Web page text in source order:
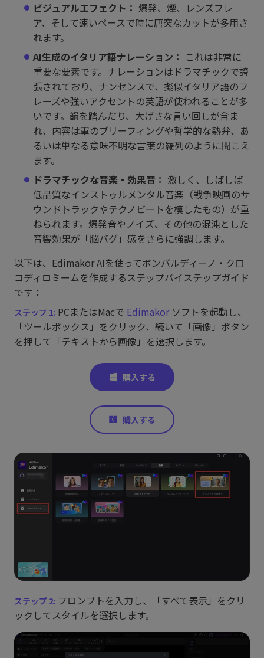
ビジュアルエフェクト： 爆発、煙、レンズフレ
ア、そして速いペースで時に唐突なカットが多用さ
れます。
AI生成のイタリア語ナレーション： これは非常に
重要な要素です。ナレーションはドラマチックで誇
張されており、ナンセンスで、擬似イタリア語のフ
レーズや強いアクセントの英語が使われることが多
いです。韻を踏んだり、大げさな言い回しが含ま
れ、内容は軍のブリーフィングや哲学的な熱弁、あ
るいは単なる意味不明な言葉の羅列のように聞こえ
ます。
ドラマチックな音楽・効果音： 激しく、しばしば
低品質なインストゥルメンタル音楽（戦争映画のサ
ウンドトラックやテクノビートを模したもの）が重
ねられます。爆発音やノイズ、その他の混沌とした
音響効果が「脳バグ」感をさらに強調します。
以下は、Edimakor AIを使ってボンバルディーノ・クロ
コディロミームを作成するステップバイステップガイド
です：
PCまたはMacで Edimakor ソフトを起動し、
「ツールボックス」をクリック、続いて「画像」ボタン
を押して「テキストから画像」を選択します。
プロンプトを入力し、「すべて表示」をクリ
ックしてスタイルを選択します。